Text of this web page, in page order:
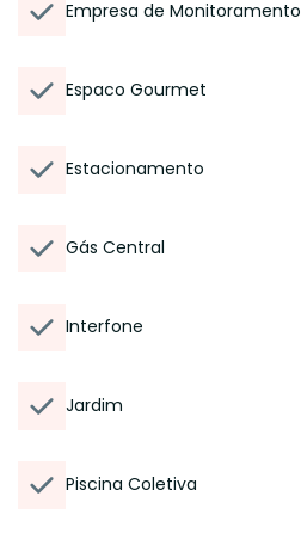
Empresa de Monitoramento
Espaco Gourmet
Estacionamento
Gás Central
Interfone
Jardim
Piscina Coletiva